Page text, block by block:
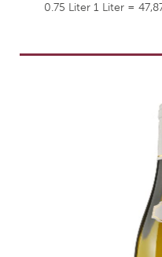
0.75 Liter 1 Liter =